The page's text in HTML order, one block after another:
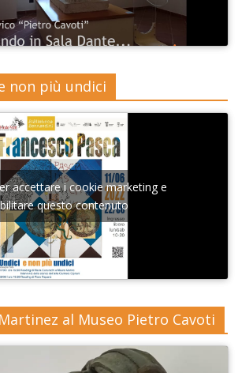
non più undici
accettare i cookie marketing e
questo contenuto
al Museo Pietro Cavoti